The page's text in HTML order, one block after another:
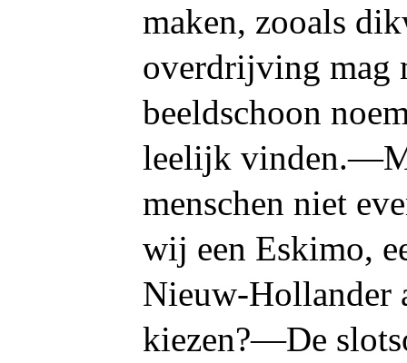
maken, zooals
overdrijving mag
beeldschoon
leelijk
menschen niet
wij een Eskimo,
Nieuw-Hollander
kiezen?—De